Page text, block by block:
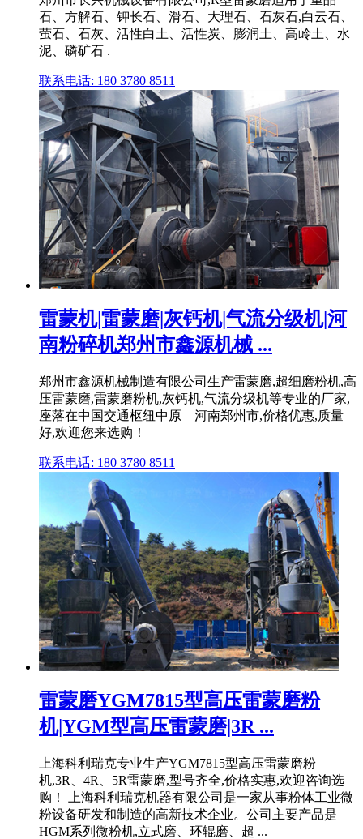
石、方解石、钾长石、滑石、大理石、石灰石,白云石、
萤石、石灰、活性白土、活性炭、膨润土、高岭土、水
泥、磷矿石 .
联系电话: 180 3780 8511
雷蒙机|雷蒙磨|灰钙机|气流分级机|河
南粉碎机郑州市鑫源机械 ...
郑州市鑫源机械制造有限公司生产雷蒙磨,超细磨粉机,高
压雷蒙磨,雷蒙磨粉机,灰钙机,气流分级机等专业的厂家,
座落在中国交通枢纽中原—河南郑州市,价格优惠,质量
好,欢迎您来选购！
联系电话: 180 3780 8511
雷蒙磨YGM7815型高压雷蒙磨粉
机|YGM型高压雷蒙磨|3R ...
上海科利瑞克专业生产YGM7815型高压雷蒙磨粉
机,3R、4R、5R雷蒙磨,型号齐全,价格实惠,欢迎咨询选
购！ 上海科利瑞克机器有限公司是一家从事粉体工业微
粉设备研发和制造的高新技术企业。公司主要产品是
HGM系列微粉机,立式磨、环辊磨、超 ...